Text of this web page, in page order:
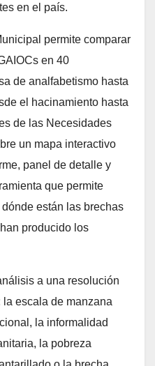
en el país.
permite comparar
en 40
de analfabetismo hasta
el hacinamiento hasta
de las Necesidades
un mapa interactivo
panel de detalle y
que permite
están las brechas
producido los
a una resolución
escala de manzana
la informalidad
la pobreza